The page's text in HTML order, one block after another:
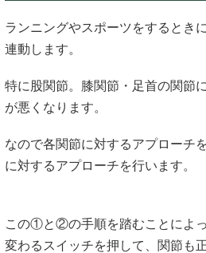
ランニングやスポーツをするとき
連動します。
特に股関節。膝関節・足首の関節
が悪くなります。
なので各関節に対するアプローチ
に対するアプローチを行います。
この①と②の手順を踏むことによ
変わるスイッチを押して、関節も